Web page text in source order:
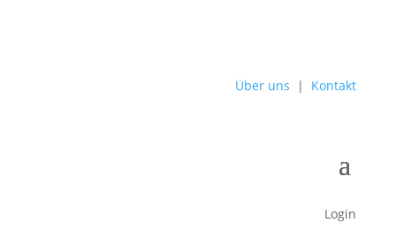
Über uns | Kontakt
Login